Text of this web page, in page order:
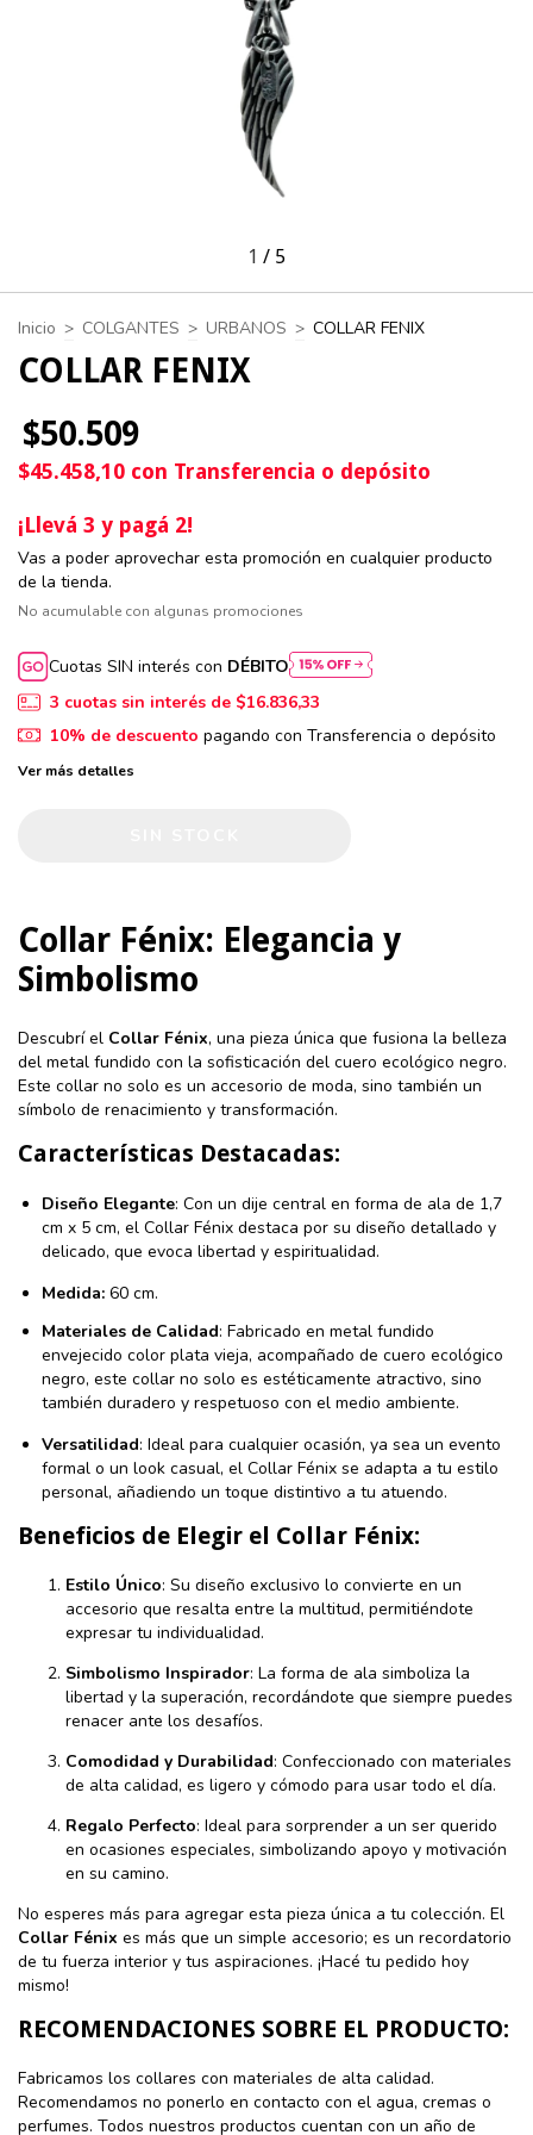
1 / 5
Inicio > COLGANTES > URBANOS > COLLAR FENIX
COLLAR FENIX
$50.509
$45.458,10 con Transferencia o depósito
¡Llevá 3 y pagá 2!
Vas a poder aprovechar esta promoción en cualquier producto
de la tienda.
No acumulable con algunas promociones
Cuotas SIN interés con DÉBITO
3 cuotas sin interés de $16.836,33
10% de descuento pagando con Transferencia o depósito
Ver más detalles
Collar Fénix: Elegancia y
Simbolismo
Descubrí el Collar Fénix, una pieza única que fusiona la belleza
del metal fundido con la sofisticación del cuero ecológico negro.
Este collar no solo es un accesorio de moda, sino también un
símbolo de renacimiento y transformación.
Características Destacadas:
Diseño Elegante: Con un dije central en forma de ala de 1,7
cm x 5 cm, el Collar Fénix destaca por su diseño detallado y
delicado, que evoca libertad y espiritualidad.
Medida: 60 cm.
Materiales de Calidad: Fabricado en metal fundido
envejecido color plata vieja, acompañado de cuero ecológico
negro, este collar no solo es estéticamente atractivo, sino
también duradero y respetuoso con el medio ambiente.
Versatilidad: Ideal para cualquier ocasión, ya sea un evento
formal o un look casual, el Collar Fénix se adapta a tu estilo
personal, añadiendo un toque distintivo a tu atuendo.
Beneficios de Elegir el Collar Fénix:
Estilo Único: Su diseño exclusivo lo convierte en un
accesorio que resalta entre la multitud, permitiéndote
expresar tu individualidad.
Simbolismo Inspirador: La forma de ala simboliza la
libertad y la superación, recordándote que siempre puedes
renacer ante los desafíos.
Comodidad y Durabilidad: Confeccionado con materiales
de alta calidad, es ligero y cómodo para usar todo el día.
Regalo Perfecto: Ideal para sorprender a un ser querido
en ocasiones especiales, simbolizando apoyo y motivación
en su camino.
No esperes más para agregar esta pieza única a tu colección. El
Collar Fénix es más que un simple accesorio; es un recordatorio
de tu fuerza interior y tus aspiraciones. ¡Hacé tu pedido hoy
mismo!
RECOMENDACIONES SOBRE EL PRODUCTO:
Fabricamos los collares con materiales de alta calidad.
Recomendamos no ponerlo en contacto con el agua, cremas o
perfumes. Todos nuestros productos cuentan con un año de